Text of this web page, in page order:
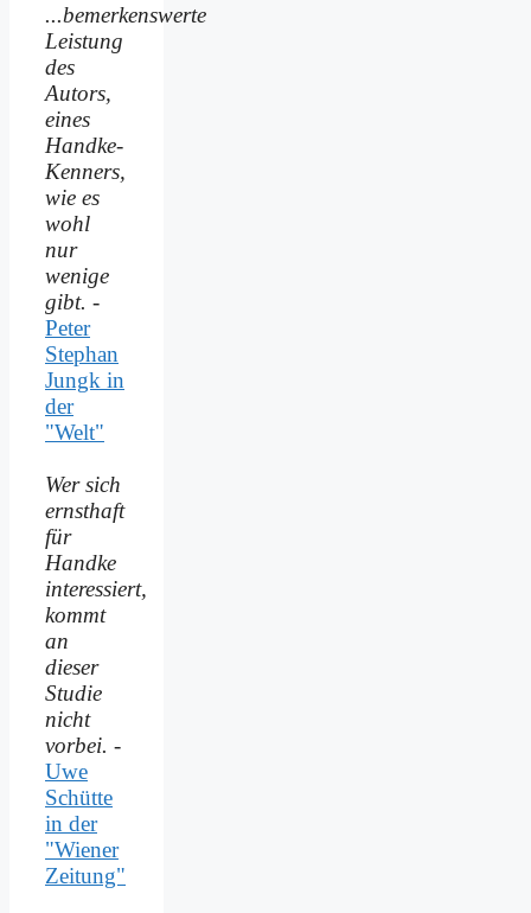
...bemerkenswerte
Leistung
des
Autors,
eines
Handke-
Kenners,
wie es
wohl
nur
wenige
gibt. -
Peter
Stephan
Jungk in
der
"Welt"
Wer sich
ernsthaft
für
Handke
interessiert,
kommt
an
dieser
Studie
nicht
vorbei. -
Uwe
Schütte
in der
"Wiener
Zeitung"